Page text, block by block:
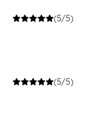
(5/5)
(5/5)